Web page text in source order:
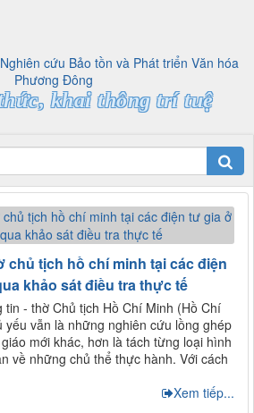
khai thông trí tuệ
chủ tịch hồ chí minh tại các điện
khảo sát điều tra thực tế
tin - thờ Chủ tịch Hồ Chí Minh (Hồ Chí
yếu vẫn là những nghiên cứu lồng ghép
mới khác, hơn là tách từng loại hình
về những chủ thể thực hành. Với cách
Xem tiếp...